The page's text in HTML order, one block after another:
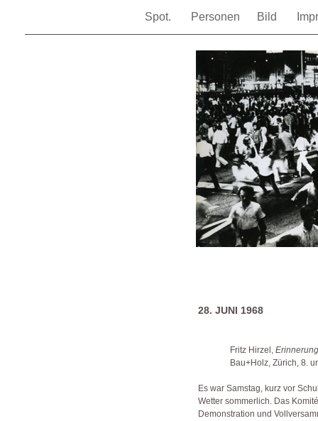
Spot. Personen Bild
28. JUNI 1968
Fritz Hirzel,
Bau+Holz, Zürich, 8.
Es war Samstag, kurz vor
Wetter sommerlich. Das
Demonstration und